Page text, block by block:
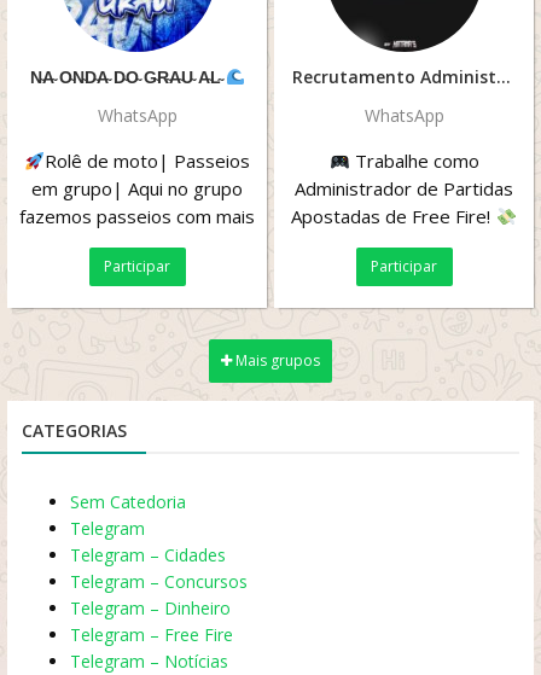
N̴A̴ O̴N̴D̴A̴ D̴O̴ G̴R̴A̴U̴ A̴L̴
WhatsApp
Rolê de moto| Passeios
em grupo| Aqui no grupo
fazemos passeios com mais
de 100 pessoas num rolê.
Somos de...
Participar
Recrutamento Administrador 4K4
WhatsApp
Trabalhe como
Administrador de Partidas
Apostadas de Free Fire!
Ganhe R\\$500 por mês
após o período de...
Participar
Mais grupos
CATEGORIAS
Sem Catedoria
Telegram
Telegram – Cidades
Telegram – Concursos
Telegram – Dinheiro
Telegram – Free Fire
Telegram – Notícias